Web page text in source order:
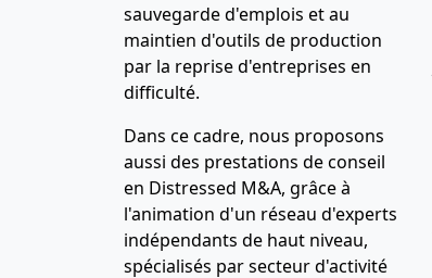
sauvegarde d'emplois et au
maintien d'outils de production
par la reprise d'entreprises en
difficulté.
Dans ce cadre, nous proposons
aussi des prestations de conseil
en Distressed M&A, grâce à
l'animation d'un réseau d'experts
indépendants de haut niveau,
spécialisés par secteur d'activité